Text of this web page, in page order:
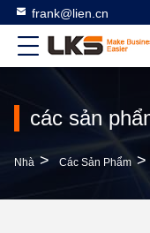
frank@lien.cn
các sản
Nhà > Các Sản Phẩm >